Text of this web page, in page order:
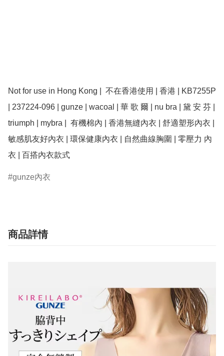
Not for use in Hong Kong |  不在香港使用 | 香港 | ﻿KB7255P
| 237224-096 | gunze | wacoal | 華 歌 爾 | nu bra | 黛 安 芬 |
triumph | mybra |  有機棉內 | 香港無縫內衣 | 舒適塑形內衣 |
敏感肌友好內衣 | 環保健康內衣 | 自然曲線胸圍 | 零壓力 內
衣 | 百搭內衣款式
gunze內衣
商品詳情